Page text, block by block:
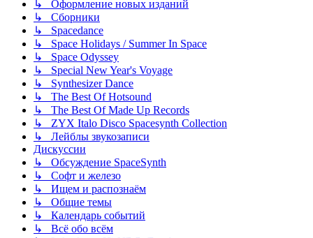
↳ Оформление новых изданий
↳ Сборники
↳ Spacedance
↳ Space Holidays / Summer In Space
↳ Space Odyssey
↳ Special New Year's Voyage
↳ Synthesizer Dance
↳ The Best Of Hotsound
↳ The Best Of Made Up Records
↳ ZYX Italo Disco Spacesynth Collection
↳ Лейблы звукозаписи
Дискуссии
↳ Обсуждение SpaceSynth
↳ Софт и железо
↳ Ищем и распознаём
↳ Общие темы
↳ Календарь событий
↳ Всё обо всём